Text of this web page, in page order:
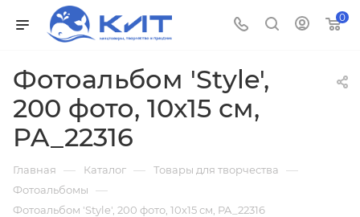
0
Фотоальбом 'Style',
200 фото, 10х15 см,
PA_22316
Главная — Каталог — Товары для творчества —
Фотоальбомы —
Фотоальбом 'Style', 200 фото, 10х15 см, PA_22316